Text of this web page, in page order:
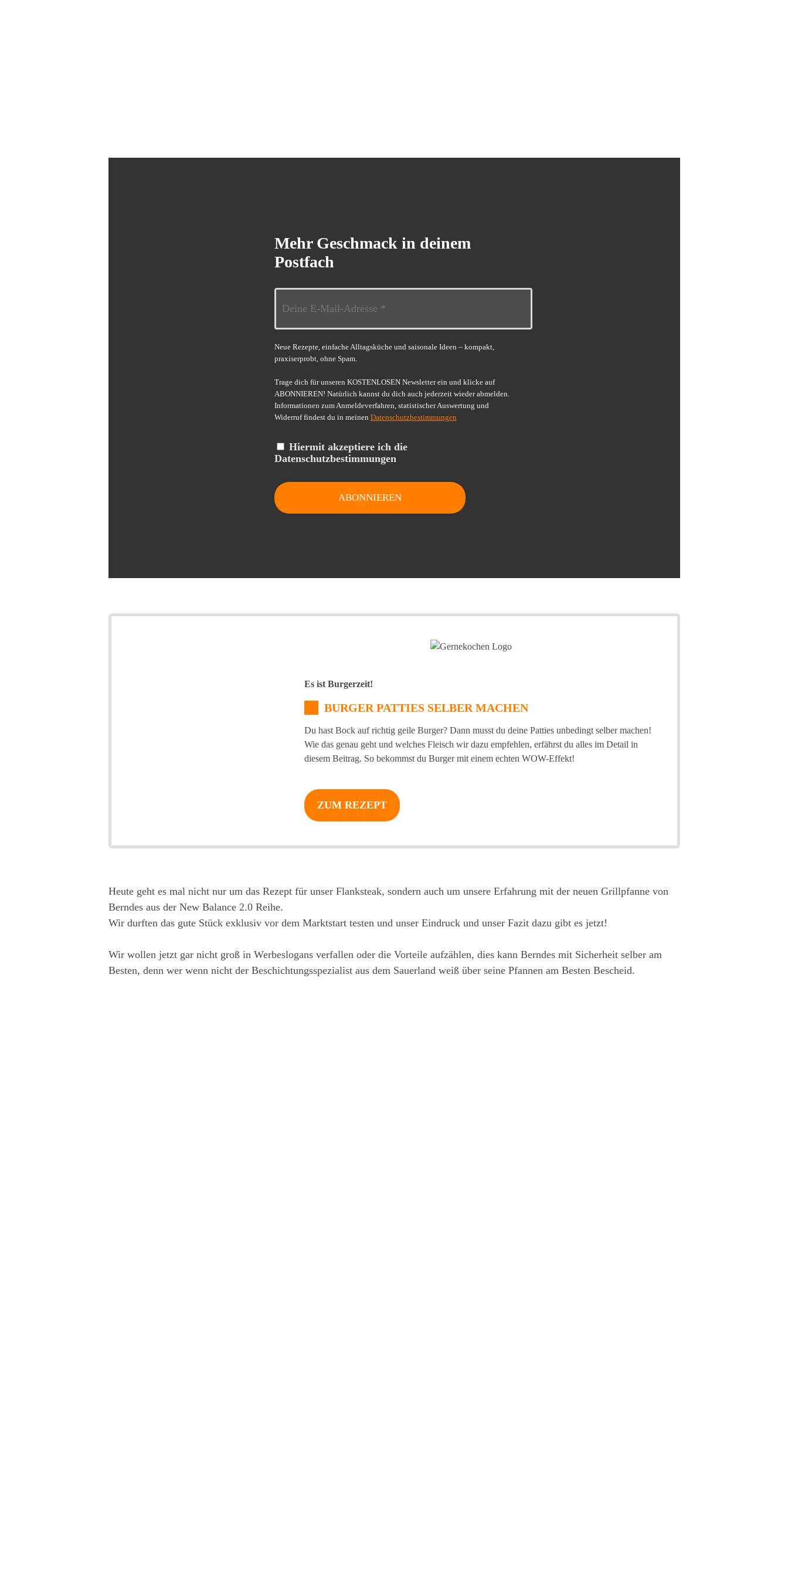
Mehr Geschmack in deinem
Postfach
Neue Rezepte, einfache Alltagsküche und saisonale Ideen – kompakt,
praxiserprobt, ohne Spam.
Trage dich für unseren KOSTENLOSEN Newsletter ein und klicke auf
ABONNIEREN! Natürlich kannst du dich auch jederzeit wieder abmelden.
Informationen zum Anmeldeverfahren, statistischer Auswertung und
Widerruf findest du in meinen Datenschutzbestimmungen
Hiermit akzeptiere ich die
Datenschutzbestimmungen
Es ist Burgerzeit!
BURGER PATTIES SELBER MACHEN
Du hast Bock auf richtig geile Burger? Dann musst du deine Patties unbedingt selber machen!
Wie das genau geht und welches Fleisch wir dazu empfehlen, erfährst du alles im Detail in
diesem Beitrag. So bekommst du Burger mit einem echten WOW-Effekt!
ZUM REZEPT
Heute geht es mal nicht nur um das Rezept für unser Flanksteak, sondern auch um unsere Erfahrung mit der neuen Grillpfanne von
Berndes aus der New Balance 2.0 Reihe.
Wir durften das gute Stück exklusiv vor dem Marktstart testen und unser Eindruck und unser Fazit dazu gibt es jetzt!
Wir wollen jetzt gar nicht groß in Werbeslogans verfallen oder die Vorteile aufzählen, dies kann Berndes mit Sicherheit selber am
Besten, denn wer wenn nicht der Beschichtungsspezialist aus dem Sauerland weiß über seine Pfannen am Besten Bescheid.